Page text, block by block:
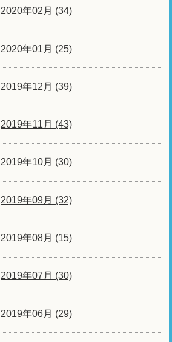
2020年02月 (34)
2020年01月 (25)
2019年12月 (39)
2019年11月 (43)
2019年10月 (30)
2019年09月 (32)
2019年08月 (15)
2019年07月 (30)
2019年06月 (29)